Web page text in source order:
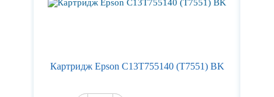
Картридж Epson C13T755140 (T7551) BK